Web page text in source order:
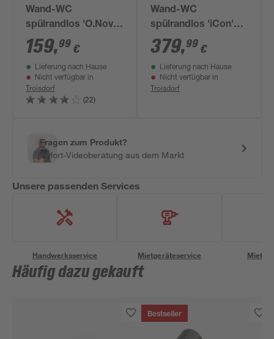
Wand-WC
spülrandlos 'O.Novo'
inklusive WC-Sitz
weiß
159,99 €
Lieferung nach Hause
Nicht verfügbar in
Troisdorf
(22)
Wand-WC
spülrandlos 'iCon'
inklusive WC-Sitz
weiß kurz
379,99 €
Lieferung nach Hause
Nicht verfügbar in
Troisdorf
Fragen zum Produkt?
Sofort-Videoberatung aus dem Markt
Unsere passenden Services
Handwerksservice Mietgeräteservice
Häufig dazu gekauft
Bestseller